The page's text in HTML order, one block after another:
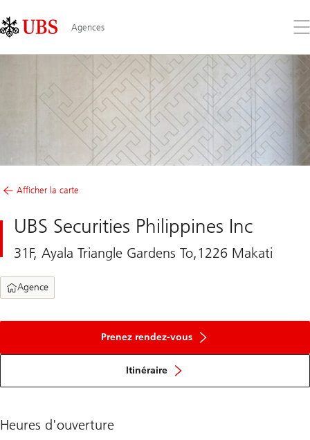
Links
Area
Agences
le
Afficher la carte
UBS Securities Philippines Inc
31F, Ayala Triangle Gardens To,1226 Makati
Agence
Prenez rendez-vous
Itinéraire
Heures d'ouverture